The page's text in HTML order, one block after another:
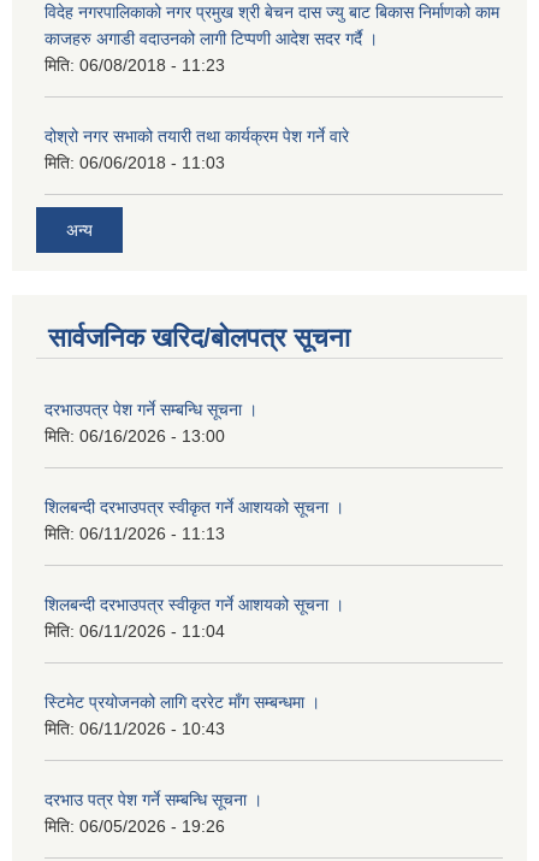
विदेह नगरपालिकाको नगर प्रमुख श्री बेचन दास ज्यु बाट बिकास निर्माणको काम
काजहरु अगाडी वदाउनको लागी टिप्पणी आदेश सदर गर्दै ।
मिति: 06/08/2018 - 11:23
दोश्रो नगर सभाको तयारी तथा कार्यक्रम पेश गर्ने वारे
मिति: 06/06/2018 - 11:03
अन्य
सार्वजनिक खरिद/बोलपत्र सूचना
दरभाउपत्र पेश गर्ने सम्बन्धि सूचना ।
मिति: 06/16/2026 - 13:00
शिलबन्दी दरभाउपत्र स्वीकृत गर्ने आशयको सूचना ।
मिति: 06/11/2026 - 11:13
शिलबन्दी दरभाउपत्र स्वीकृत गर्ने आशयको सूचना ।
मिति: 06/11/2026 - 11:04
स्टिमेट प्रयोजनको लागि दररेट माँग सम्बन्धमा ।
मिति: 06/11/2026 - 10:43
दरभाउ पत्र पेश गर्ने सम्बन्धि सूचना ।
मिति: 06/05/2026 - 19:26